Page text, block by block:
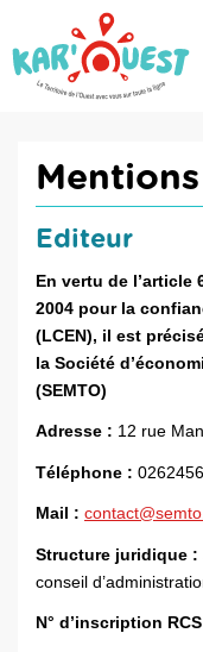
Editeur
En vertu de l’article
2004 pour la
(LCEN), il est
la Société
(SEMTO)
Adresse : 12 rue
Téléphone :
Mail :
Structure juridique :
conseil
N° d’inscription